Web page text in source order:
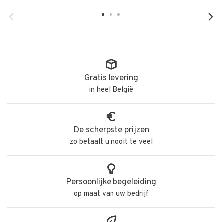
Gratis levering
in heel België
De scherpste prijzen
zo betaalt u nooit te veel
Persoonlijke begeleiding
op maat van uw bedrijf